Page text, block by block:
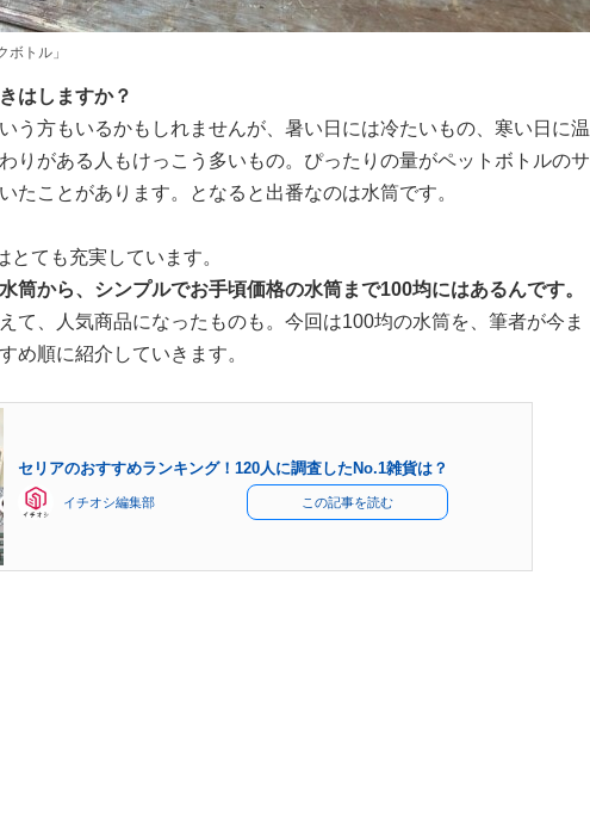
ボトル」
はしますか？
う方もいるかもしれませんが、暑い日には冷たいもの、寒い日に温
りがある人もけっこう多いもの。ぴったりの量がペットボトルのサ
たことがあります。となると出番なのは水筒です。
ても充実しています。
筒から、シンプルでお手頃価格の水筒まで100均にはあるんです。
て、人気商品になったものも。今回は100均の水筒を、筆者が今ま
め順に紹介していきます。
セリアのおすすめランキング！120人に調査したNo.1雑貨は？
イチオシ編集部 この記事を読む